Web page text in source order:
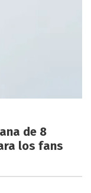
de 8
los fans